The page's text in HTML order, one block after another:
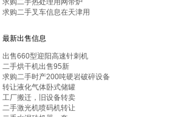
求购二手热处理用网带炉
求购二手叉车信息在天津用
最新出售信息
出售660型迎阳高速针刺机
二手烘干机出售95新
求购二手时产200吨硬岩破碎设备
转让液化气体卧式储罐
工厂搬迁，旧设备转卖
二手激光机喷码机转让